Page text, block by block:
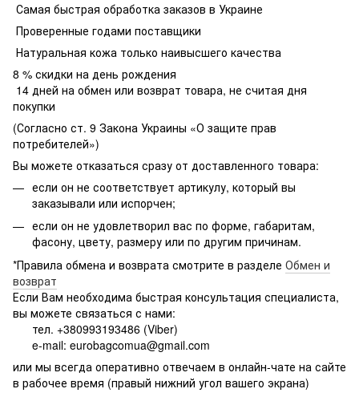
Самая быстрая обработка заказов в Украине
Проверенные годами поставщики
Натуральная кожа только наивысшего качества
8 % скидки на день рождения
14 дней на обмен или возврат товара, не считая дня
покупки
(Согласно ст. 9 Закона Украины «О защите прав
потребителей»)
Вы можете отказаться сразу от доставленного товара:
если он не соответствует артикулу, который вы
заказывали или испорчен;
если он не удовлетворил вас по форме, габаритам,
фасону, цвету, размеру или по другим причинам.
*Правила обмена и возврата смотрите в разделе Обмен и
возврат
Если Вам необходима быстрая консультация специалиста,
вы можете связаться с нами:
тел. +380993193486 (Viber)
e-mail: eurobagcomua@gmail.com
или мы всегда оперативно отвечаем в онлайн-чате на сайте
в рабочее время (правый нижний угол вашего экрана)